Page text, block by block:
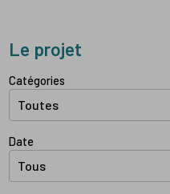
Le projet
Filtrer les documents par:
Catégories
Date